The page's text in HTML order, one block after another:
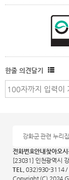
한줄 의견달기
전화번호안내 찾아오시
[23031] 인천광역시
TEL.
032)930-3114 /
강화군 관련 누리집